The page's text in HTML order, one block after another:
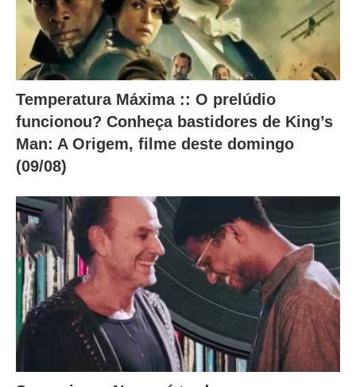
Temperatura Máxima :: O prelúdio
funcionou? Conheça bastidores de King’s
Man: A Origem, filme deste domingo
(09/08)